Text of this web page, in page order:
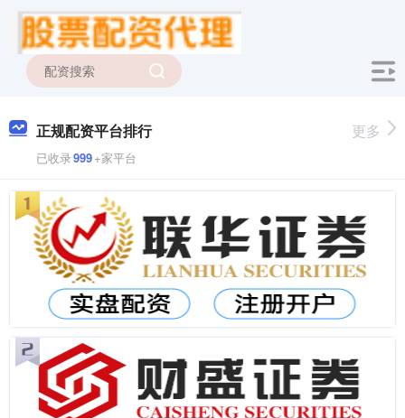
正规配资平台排行
已收录999+家平台
更多